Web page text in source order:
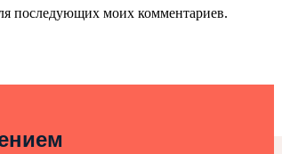
последующих моих комментариев.